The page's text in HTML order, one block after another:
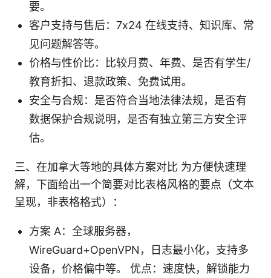
要。
客户支持与售后：7x24 在线支持、知识库、常
见问题解答等。
价格与性价比：比较月费、年费、是否有学生/
教育折扣、退款政策、免费试用。
安全与合规：是否符合当地法律法规，是否有
数据保护合规说明，是否有独立第三方安全评
估。
三、在加拿大等地的具体方案对比 为方便快速理
解，下面给出一个简要对比表格风格的要点（文本
呈现，非表格格式）：
方案 A：全球服务器，
WireGuard+OpenVPN，日志最小化，支持多
设备，价格偏中等。 优点：速度快，解锁能力